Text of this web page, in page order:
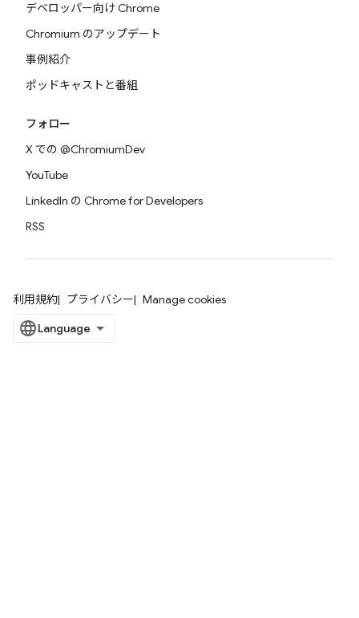
デベロッパー向け Chrome
Chromium のアップデート
事例紹介
ポッドキャストと番組
フォロー
X での @ChromiumDev
YouTube
LinkedIn の Chrome for Developers
RSS
利用規約 プライバシー Manage cookies